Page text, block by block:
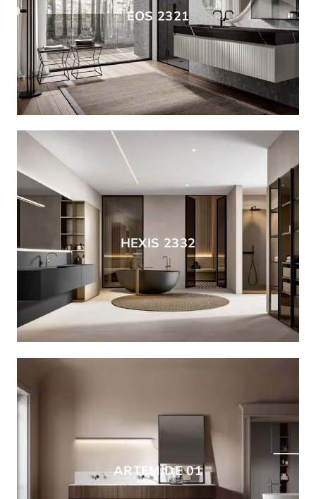
EOS 2321
HEXIS 2332
ARTEMIDE 01